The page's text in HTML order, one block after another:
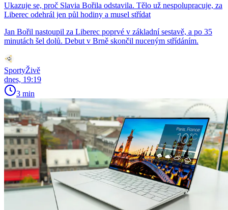
Ukazuje se, proč Slavia Bořila odstavila. Tělo už nespolupracuje, za
Liberec odehrál jen půl hodiny a musel střídat
Jan Bořil nastoupil za Liberec poprvé v základní sestavě, a po 35
minutách šel dolů. Debut v Brně skončil nuceným střídáním.
SportyŽivě
dnes, 19:19
3 min